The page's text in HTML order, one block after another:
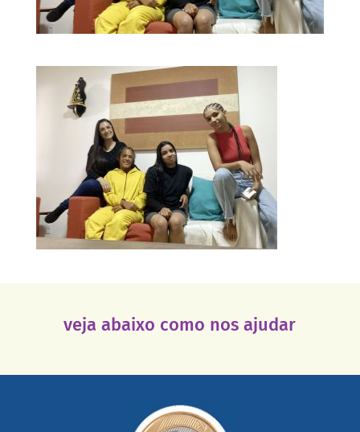
veja abaixo como nos ajudar